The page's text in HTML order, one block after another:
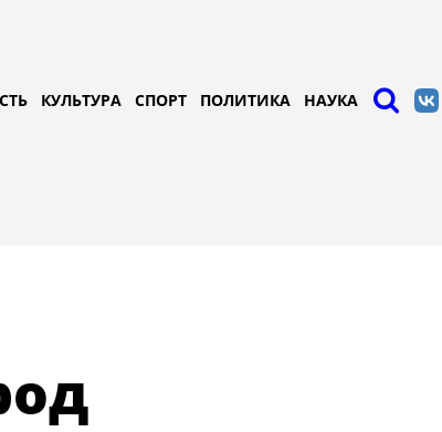
КУЛЬТУРА СПОРТ ПОЛИТИКА НАУКА